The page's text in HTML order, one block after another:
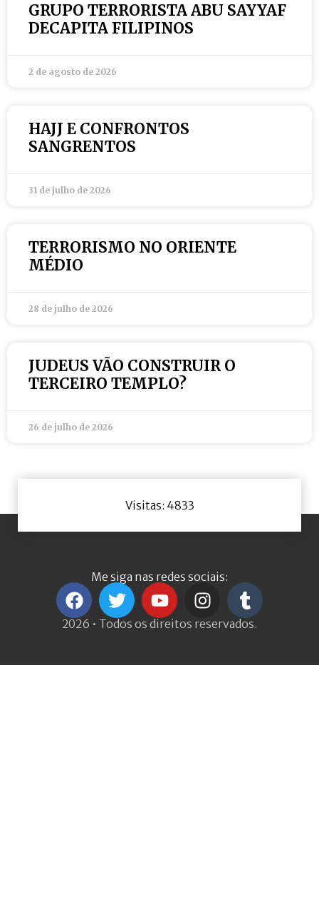
GRUPO TERRORISTA ABU SAYYAF
DECAPITA FILIPINOS
2 de agosto de 2026
HAJJ E CONFRONTOS
SANGRENTOS
31 de julho de 2026
TERRORISMO NO ORIENTE
MÉDIO
28 de julho de 2026
JUDEUS VÃO CONSTRUIR O
TERCEIRO TEMPLO?
26 de julho de 2026
Visitas: 4833
Me siga nas redes sociais:
2026 • Todos os direitos reservados.